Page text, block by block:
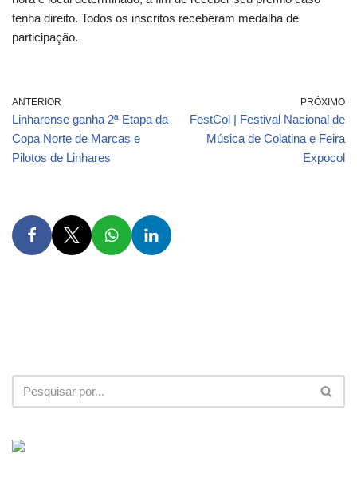
tenha direito. Todos os inscritos receberam medalha de
participação.
ANTERIOR
Linharense ganha 2ª Etapa da
Copa Norte de Marcas e
Pilotos de Linhares
PRÓXIMO
FestCol | Festival Nacional de
Música de Colatina e Feira
Expocol